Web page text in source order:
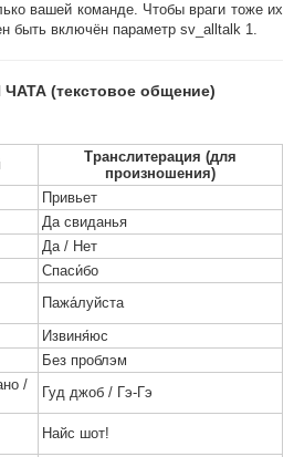
вашей команде. Чтобы враги тоже их
быть включён параметр sv_alltalk 1.
(текстовое общение)
Транслитерация (для
произношения)
Привьет
Да свиданья
Да / Нет
Спаси́бо
Пажа́луйста
Извиня́юс
Без проблэм
/
Гуд джоб / Гэ-Гэ
Найс шот!